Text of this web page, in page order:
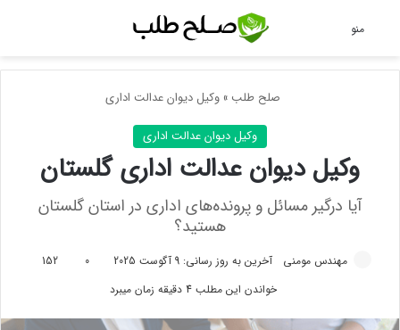
منو
صلح طلب » وکیل دیوان عدالت اداری
وکیل دیوان عدالت اداری
وکیل دیوان عدالت اداری گلستان
آیا درگیر مسائل و پرونده‌های اداری در استان گلستان
هستید؟
مهندس مومنی آخرین به روز رسانی: 9 آگوست 2025 0
152
خواندن این مطلب 4 دقیقه زمان میبرد